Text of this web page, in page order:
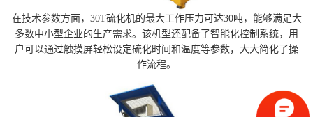
在技术参数方面，30T硫化机的最大工作压力可达30吨，能够满足大
多数中小型企业的生产需求。该机型还配备了智能化控制系统，用
户可以通过触摸屏轻松设定硫化时间和温度等参数，大大简化了操
作流程。